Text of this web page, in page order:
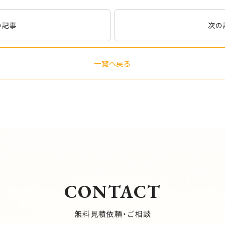
事 次の
一覧へ戻る
CONTACT
無料見積依頼・ご相談